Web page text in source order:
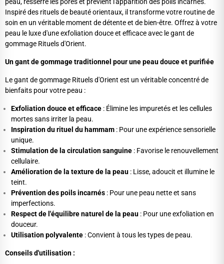
Inspiré des rituels de beauté orientaux, il transforme votre routine de
soin en un véritable moment de détente et de bien-être. Offrez à votre
peau le luxe d'une exfoliation douce et efficace avec le gant de
gommage Rituels d'Orient.
Un gant de gommage traditionnel pour une peau douce et purifiée
Le gant de gommage Rituels d'Orient est un véritable concentré de
bienfaits pour votre peau :
Exfoliation douce et efficace : Élimine les impuretés et les cellules
mortes sans irriter la peau.
Inspiration du rituel du hammam : Pour une expérience sensorielle
unique.
Stimulation de la circulation sanguine : Favorise le renouvellement
cellulaire.
Amélioration de la texture de la peau : Lisse, adoucit et illumine le
teint.
Prévention des poils incarnés : Pour une peau nette et sans
imperfections.
Respect de l'équilibre naturel de la peau : Pour une exfoliation en
douceur.
Utilisation polyvalente : Convient à tous les types de peau.
Conseils d'utilisation :